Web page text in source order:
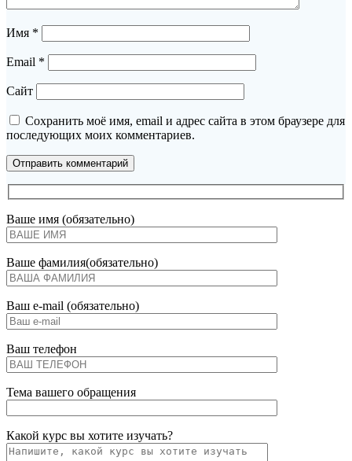
Имя *
Email *
Сайт
Сохранить моё имя, email и адрес сайта в этом браузере для
последующих моих комментариев.
Ваше имя (обязательно)
Ваше фамилия(обязательно)
Ваш e-mail (обязательно)
Ваш телефон
Тема вашего обращения
Какой курс вы хотите изучать?